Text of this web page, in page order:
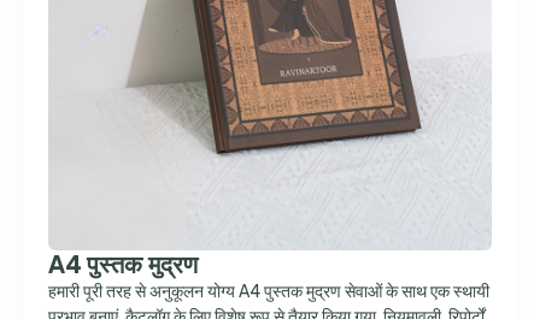
A4 पुस्तक मुद्रण
हमारी पूरी तरह से अनुकूलन योग्य A4 पुस्तक मुद्रण सेवाओं के साथ एक स्थायी